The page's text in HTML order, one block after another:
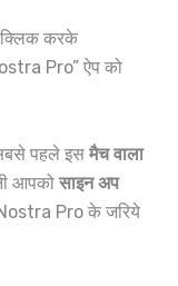
करके
Pro” ऐप को
पहले इस मैच वाला
आपको साइन अप
Pro के जरिये